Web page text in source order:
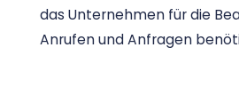
das Unternehmen für die
Anrufen und Anfragen